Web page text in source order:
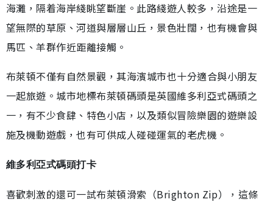
海灘，隔着海岸綫眺望斷崖。此路綫遊人較多，沿途是一
望無際的草原、河道與層層山丘，景色壯闊，也有機會與
馬匹、羊群作近距離接觸。
布萊頓不僅有自然景觀，其海濱城市也十分適合與小朋友
一起旅遊。城市地標布萊頓碼頭是英國維多利亞式碼頭之
一，有不少食肆、特色小店，以及類似冒險樂園的遊樂設
施及機動遊戲，也有可供成人碰碰運氣的老虎機。
維多利亞式碼頭打卡
喜歡刺激的還可一試布萊頓滑索（Brighton Zip），這條